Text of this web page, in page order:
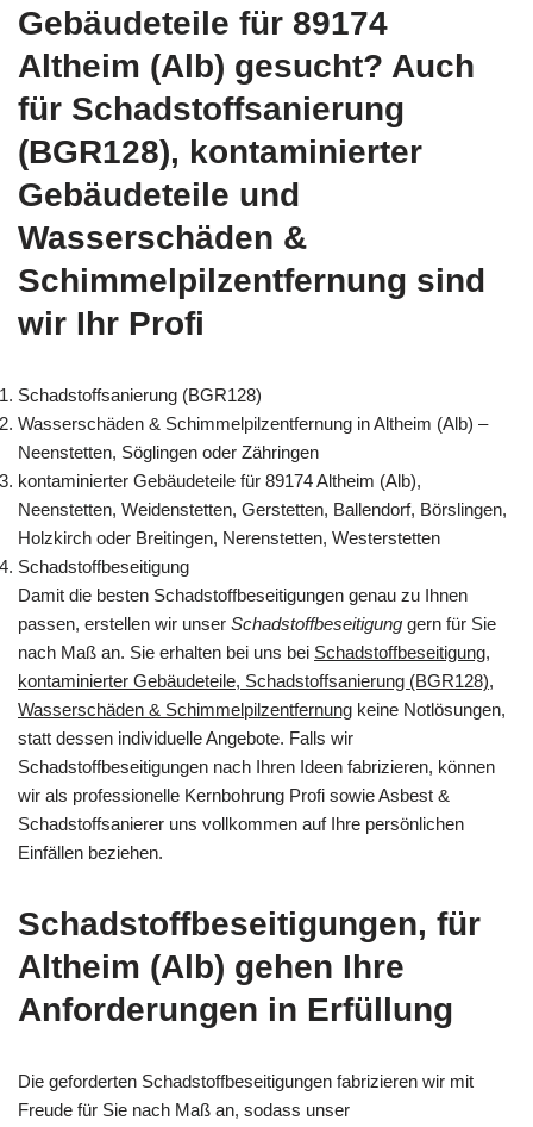
Gebäudeteile für 89174
Altheim (Alb) gesucht? Auch
für Schadstoffsanierung
(BGR128), kontaminierter
Gebäudeteile und
Wasserschäden &
Schimmelpilzentfernung sind
wir Ihr Profi
Schadstoffsanierung (BGR128)
Wasserschäden & Schimmelpilzentfernung in Altheim (Alb) –
Neenstetten, Söglingen oder Zähringen
kontaminierter Gebäudeteile für 89174 Altheim (Alb),
Neenstetten, Weidenstetten, Gerstetten, Ballendorf, Börslingen,
Holzkirch oder Breitingen, Nerenstetten, Westerstetten
Schadstoffbeseitigung
Damit die besten Schadstoffbeseitigungen genau zu Ihnen
passen, erstellen wir unser Schadstoffbeseitigung gern für Sie
nach Maß an. Sie erhalten bei uns bei Schadstoffbeseitigung,
kontaminierter Gebäudeteile, Schadstoffsanierung (BGR128),
Wasserschäden & Schimmelpilzentfernung keine Notlösungen,
statt dessen individuelle Angebote. Falls wir
Schadstoffbeseitigungen nach Ihren Ideen fabrizieren, können
wir als professionelle Kernbohrung Profi sowie Asbest &
Schadstoffsanierer uns vollkommen auf Ihre persönlichen
Einfällen beziehen.
Schadstoffbeseitigungen, für
Altheim (Alb) gehen Ihre
Anforderungen in Erfüllung
Die geforderten Schadstoffbeseitigungen fabrizieren wir mit
Freude für Sie nach Maß an, sodass unser